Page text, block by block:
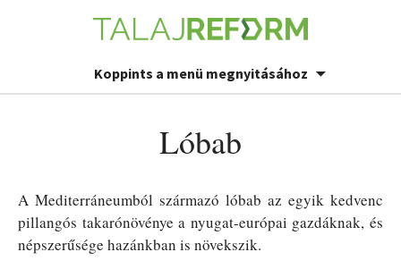
Koppints a menü megnyitásához
Lóbab
A Mediterráneumból származó lóbab az egyik kedvenc
pillangós takarónövénye a nyugat-európai gazdáknak, és
népszerűsége hazánkban is növekszik.